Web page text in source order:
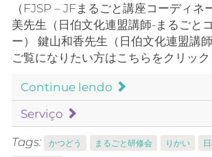
（FJSP – JFまるごと講座コーディネ
美先生（日伯文化連盟講師-まるごと
ー） 鍵山和香先生（日伯文化連盟講
ご覧になりたい方はこちらをクリック
Continue lendo
Serviço
Tags: かつどう まるごと研修会 りかい